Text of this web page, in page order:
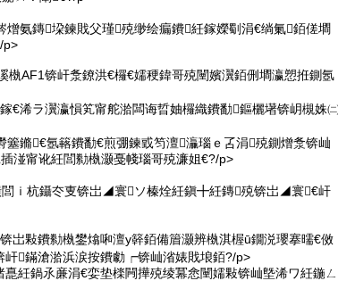
熷氨鏄垜鍊戝父瑾殑缈绘瘺鐨紝鎵嬫劅涓€绱氭銆傞墹
p>
槸AF1锛屽洜鐐洪€欏€嬬稉鍏哥殑闉嬪瀷銆侀墹瀛愬拰鍘氬
€浠ラ瀷瀛愪笂甯舵湁闆诲晢妯欏織鐨勫鏂欐墸锛岄槻姝
簺鏅€氬簵鐨勫€煎弸鍊戜笉澶灜瑙ｅ叾涓殑鍘熷洜锛屾
湴甯讹紝閭勬槸灏戞帴瑙哥殑濂姐€?/p>
閭ｉ杭鑷冭叓锛岀◢寰ソ榛烇紝鎭╋紝鏄殑锛岀◢寰€屽
岀敤鐨勬槸鐢熻啝澶у簳銆備篃灏辨槸淇楃ū鐗涚瓔搴曘€傚
屽鏋滄湁浜涙按鐨勮┍锛屾渻婊戝埌銆?/p>
紝鍋氶亷涓€娈垫檪闁撶殑绫冪悆闉嬬敤锛屾墍浠ワ紝鍦ㄥ